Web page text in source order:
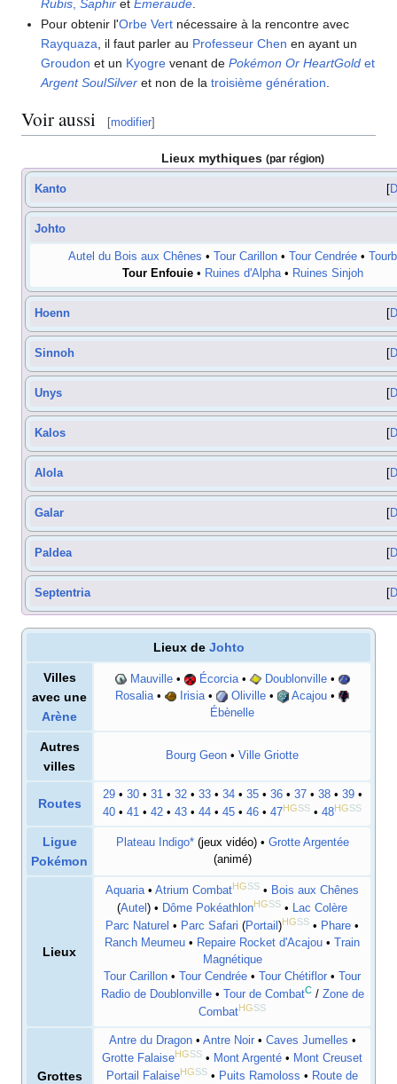
Rubis ,Saphir etÉmeraude
Pour obtenir l'Orbe Vert nécessaire à la rencontre avec
Rayquaza, il faut parler au Professeur Chen en ayant un
Groudon et un Kyogre venant dePokémon Or HeartGold et
Argent SoulSilver et non de latroisième génération.
Voir aussi [modifier]
Lieux mythiques (par région)
Kanto
Johto
Autel du Bois aux Chênes • Tour Carillon • Tour Cendrée •
Tour Enfouie • Ruines d'Alpha • Ruines Sinjoh
Hoenn
Sinnoh
Unys
Kalos
Alola
Galar
Paldea
Septentria
Lieux de Johto
Villes
avec une
Arène
Mauville• Écorcia• Doublonville•
Rosalia • Irisia • Oliville • Acajou •
Ébènelle
Autres
villes
Bourg Geon • Ville Griotte
Routes
29• 30• 31 • 32• 33• 34• 35• 36• 37• 38• 39•
40 • 41 • 42 • 43 • 44 • 45 • 46 • 47HGSS • 48HGSS
Ligue
Pokémon
Plateau Indigo*(jeux vidéo) • Grotte Argentée
(animé)
Lieux
Aquaria• Atrium CombatHGSS • Bois aux Chênes
(Autel ) • Dôme PokéathlonHGSS • Lac Colère
Parc Naturel • Parc Safari (Portail )HGSS • Phare •
Ranch Meumeu • Repaire Rocket d'Acajou •
Train
Magnétique
Tour Carillon • Tour Cendrée • Tour Chétiflor •
Tour
Radio de Doublonville• Tour de CombatC/ Zone de
CombatHGSS
Grottes
Antre du Dragon• Antre Noir• Caves Jumelles •
Grotte FalaiseHGSS • Mont Argenté • Mont Creuset
Portail FalaiseHGSS • Puits Ramoloss • Route de